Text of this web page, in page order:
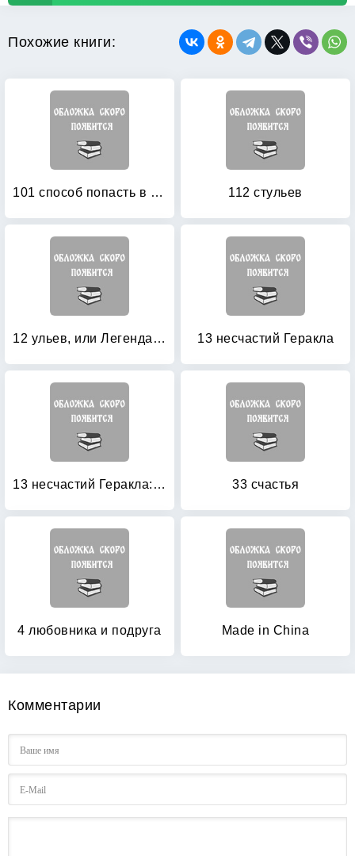
Похожие книги:
101 способ попасть в рай 112 стульев
12 ульев, или Легенда о Тампуке 13 несчастий Геракла
13 несчастий Геракла: Тушканчик в бигудях 33 счастья
4 любовника и подруга Made in China
Комментарии